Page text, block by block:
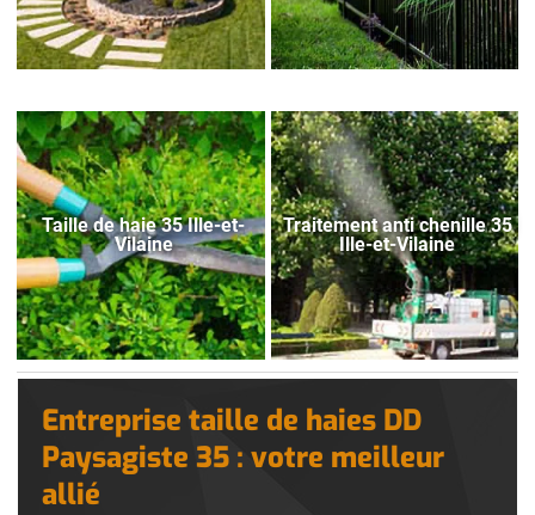
Taille de haie 35 Ille-et-
Vilaine
Traitement anti chenille 35
Ille-et-Vilaine
Entreprise taille de haies DD
Paysagiste 35 : votre meilleur
allié